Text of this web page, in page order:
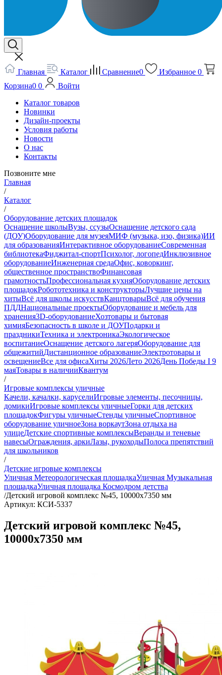
Главная Каталог Сравнение0 Избранное 0
Корзина0 0
Войти
Каталог товаров
Новинки
Дизайн-проекты
Условия работы
Новости
О нас
Контакты
Позвоните мне
Главная
/
Каталог
/
Оборудование детских площадок
Оснащение школыВузы, ссузыОснащение детского сада
(ДОУ)Оборудование для музеяМИФ (музыка, изо, физика)ИИ
для образованияИнтерактивное оборудованиеСовременная
библиотекаФиджитал-спортПсихолог, логопедИнклюзивное
оборудованиеИнженерная средаОфис, коворкинг,
общественное пространствоФинансовая
грамотностьПрофессиональная кухняОборудование детских
площадокРобототехника и конструкторыЛучшие цены на
хитыВсё для школы искусствКанцтоварыВсё для обучения
ПДДНациональные проектыОборудование и мебель для
хранения3D-оборудованиеХозтовары и бытовая
химияБезопасность в школе и ДОУПодарки и
праздникиТехника и электроникаЭкологическое
воспитаниеОснащение детского лагеряОборудование для
общежитийДистанционное образованиеЭлектротовары и
освещениеВсе для офисаХиты 2026Лето 2026День Победы I 9
маяТовары в наличииКвантум
/
Игровые комплексы уличные
Качели, качалки, каруселиИгровые элементы, песочницы,
домикиИгровые комплексы уличныеГорки для детских
площадокФигуры уличныеСтенды уличныеСпортивное
оборудование уличноеЗона воркаутЗона отдыха на
улицеДетские спортивные комплексыВеранды и теневые
навесыОграждения, аркиЛазы, рукоходыПолоса препятствий
для школьников
/
Детские игровые комплексы
Уличная Метеорологическая площадкаУличная Музыкальная
площадкаУличная площадка Космодром детства
/Детский игровой комплекс №45, 10000х7350 мм
Артикул: КСИ-5337
Детский игровой комплекс №45,
10000х7350 мм